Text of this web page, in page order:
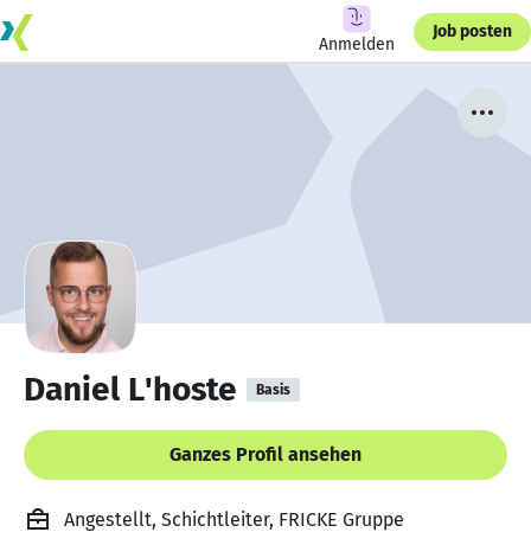
Anmelden
Job posten
Daniel L'hoste Basis
Ganzes Profil ansehen
Angestellt, Schichtleiter, FRICKE Gruppe